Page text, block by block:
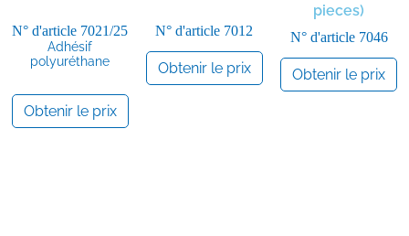
N° d'article 7021/25
Adhésif
polyuréthane
Obtenir le prix
N° d'article 7012
Obtenir le prix
pieces)
N° d'article 7046
Obtenir le prix